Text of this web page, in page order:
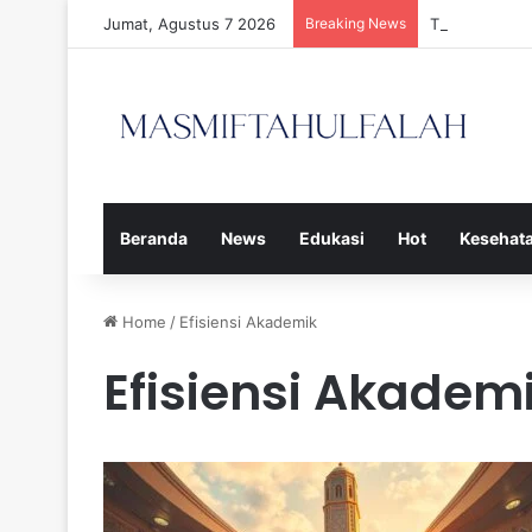
Jumat, Agustus 7 2026 Breaking News Tiga Calon
Beranda News Edukasi Hot
Home / Efisiensi Akademik
Efisiensi